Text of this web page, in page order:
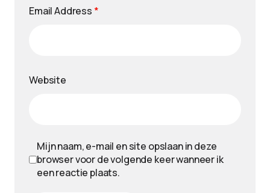
Email Address *
Website
Mijn naam, e-mail en site opslaan in deze
browser voor de volgende keer wanneer ik
een reactie plaats.